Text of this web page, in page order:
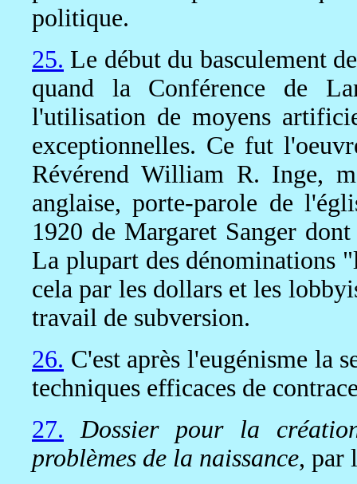
politique.
25. Le début du basculement
quand la Conférence de
l'utilisation de moyens
exceptionnelles. Ce fut
Révérend William R. Inge,
anglaise, porte-parole de
1920 de Margaret Sanger
La plupart des dénominations
cela par les dollars et les
travail de subversion.
26. C'est après l'eugénisme la
techniques efficaces de
27.
Dossier pour la
problèmes de la naissance, par